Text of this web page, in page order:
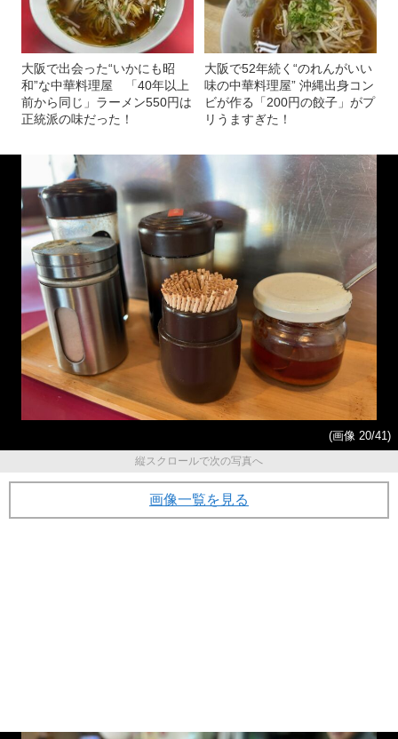
大阪で出会った“いかにも昭
和”な中華料理屋 「40年以上
前から同じ」ラーメン550円は
正統派の味だった！
大阪で52年続く“のれんがいい
味の中華料理屋” 沖縄出身コン
ビが作る「200円の餃子」がプ
リうますぎた！
(画像 20/41)
縦スクロールで次の写真へ
画像一覧を見る